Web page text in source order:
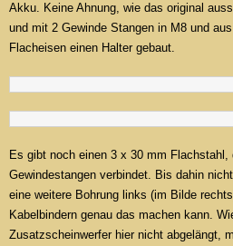
Akku. Keine Ahnung, wie das original
und mit 2 Gewinde Stangen in M8 und
Flacheisen einen Halter gebaut.
Es gibt noch einen 3 x 30 mm Flachstahl,
Gewindestangen verbindet. Bis dahin
eine weitere Bohrung links (im Bilde
Kabelbindern genau das machen kann.
Zusatzscheinwerfer hier nicht abgelängt,